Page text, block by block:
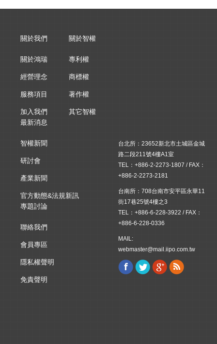
關於我們
關於鴻瑞
經營理念
服務項目
加入我們
關於智權
專利權
商標權
著作權
其它智權
最新消息
智權新聞
研討會
產業新聞
官方動態&法規新訊
專題討論
聯絡我們
會員專區
隱私權聲明
免責聲明
台北所：23652新北市土城區金城
路二段211號4樓A1室
TEL：+886-2-2273-1807 / FAX：
+886-2-2273-2181
台南所：708台南市安平區永華11
街17巷25號4樓之3
TEL：+886-6-228-3922 / FAX：
+886-6-228-0336
MAIL:
webmaster@mail.iipo.com.tw
Find us on:
Facebook
TwitterGoogle+
Rss